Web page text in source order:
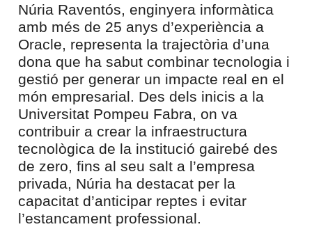
Núria Raventós, enginyera informàtica
amb més de 25 anys d’experiència a
Oracle, representa la trajectòria d’una
dona que ha sabut combinar tecnologia i
gestió per generar un impacte real en el
món empresarial. Des dels inicis a la
Universitat Pompeu Fabra, on va
contribuir a crear la infraestructura
tecnològica de la institució gairebé des
de zero, fins al seu salt a l’empresa
privada, Núria ha destacat per la
capacitat d’anticipar reptes i evitar
l’estancament professional.